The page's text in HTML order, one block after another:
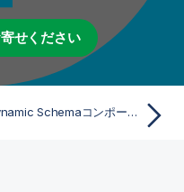
せください
Dynamic Schemaコンポーネント